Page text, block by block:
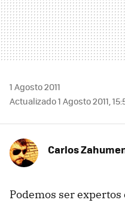
1 Agosto 2011
Actualizado 1 Agosto 2011,
Carlos
Podemos ser